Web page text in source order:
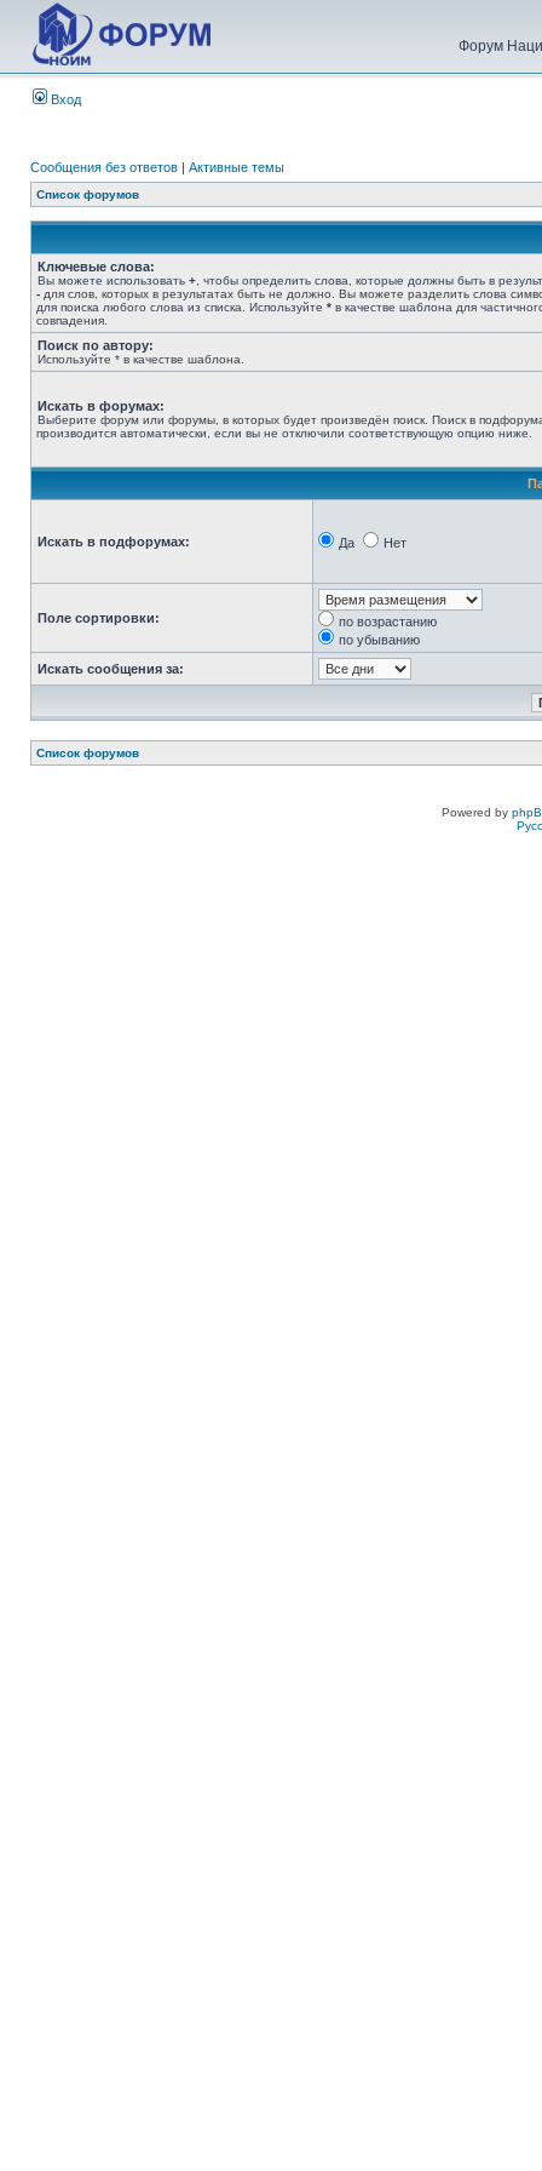
Форум
Вход
Сообщения без ответов | Активные темы
Список форумов
Ключевые слова:
Вы можете использовать + , чтобы определить слова, которые должны быть в
- для слов, которых в результатах быть не должно. Вы можете разделить слова
для поиска любого слова из списка. Используйте * в качестве шаблона для
совпадения.
Поиск по автору:
Используйте * в качестве шаблона.
Искать в форумах:
Выберите форум или форумы, в которых будет произведён поиск. Поиск в
производится автоматически, если вы не отключили соответствующую опцию ниже.
Искать в подфорумах: Да Нет
Поле сортировки:
по возрастанию
по убыванию
Искать сообщения за:
Список форумов
Powered by